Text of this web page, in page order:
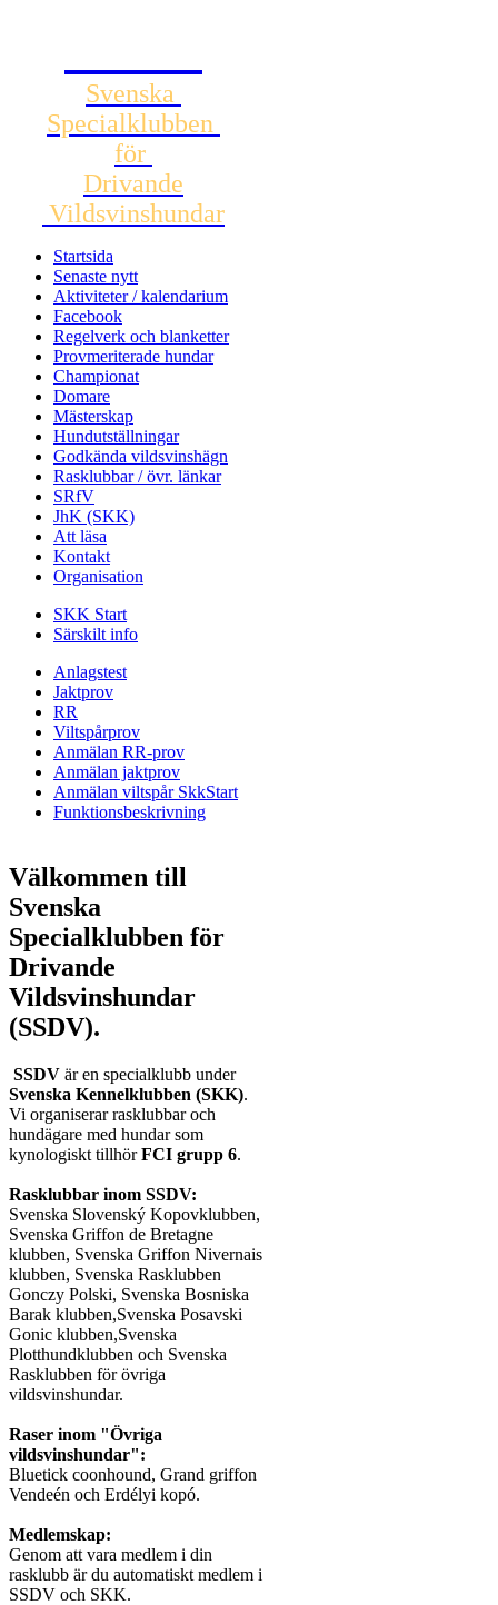
Svenska
Specialklubben
för
Drivande
Vildsvinshundar
Startsida
Senaste nytt
Aktiviteter / kalendarium
Facebook
Regelverk och blanketter
Provmeriterade hundar
Championat
Domare
Mästerskap
Hundutställningar
Godkända vildsvinshägn
Rasklubbar / övr. länkar
SRfV
JhK (SKK)
Att läsa
Kontakt
Organisation
SKK Start
Särskilt info
Anlagstest
Jaktprov
RR
Viltspårprov
Anmälan RR-prov
Anmälan jaktprov
Anmälan viltspår SkkStart
Funktionsbeskrivning
Välkommen till
Svenska
Specialklubben för
Drivande
Vildsvinshundar
(SSDV).
SSDV är en specialklubb under
Svenska Kennelklubben (SKK).
Vi organiserar rasklubbar och
hundägare med hundar som
kynologiskt tillhörFCI grupp 6.
Rasklubbar inom SSDV:
Svenska Slovenský Kopovklubben,
Svenska Griffon de Bretagne
klubben, Svenska Griffon Nivernais
klubben, Svenska Rasklubben
Gonczy Polski, Svenska Bosniska
Barak klubben,Svenska Posavski
Gonic klubben,Svenska
Plotthundklubben och Svenska
Rasklubben för övriga
vildsvinshundar.
Raser inom "Övriga
vildsvinshundar":
Bluetick coonhound, Grand griffon
Vendeén och Erdélyi kopó.
Medlemskap:
Genom att vara medlem i din
rasklubb är du automatiskt medlem i
SSDV och SKK.